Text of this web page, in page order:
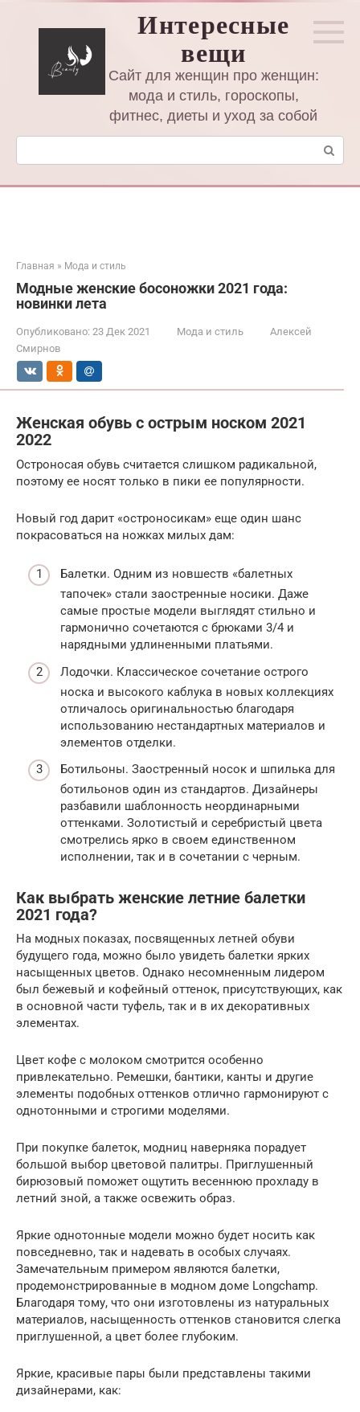
Интересные
вещи
Сайт для женщин про женщин:
мода и стиль, гороскопы,
фитнес, диеты и уход за собой
Поиск:
Главная » Мода и стиль
Модные женские босоножки 2021 года:
новинки лета
Опубликовано: 23 Дек 2021 Мода и стиль
Алексей
Смирнов
Женская обувь с острым носком 2021
2022
Остроносая обувь считается слишком радикальной,
поэтому ее носят только в пики ее популярности.
Новый год дарит «остроносикам» еще один шанс
покрасоваться на ножках милых дам:
Балетки. Одним из новшеств «балетных
тапочек» стали заостренные носики. Даже
самые простые модели выглядят стильно и
гармонично сочетаются с брюками 3/4 и
нарядными удлиненными платьями.
Лодочки. Классическое сочетание острого
носка и высокого каблука в новых коллекциях
отличалось оригинальностью благодаря
использованию нестандартных материалов и
элементов отделки.
Ботильоны. Заостренный носок и шпилька для
ботильонов один из стандартов. Дизайнеры
разбавили шаблонность неординарными
оттенками. Золотистый и серебристый цвета
смотрелись ярко в своем единственном
исполнении, так и в сочетании с черным.
Как выбрать женские летние балетки
2021 года?
На модных показах, посвященных летней обуви
будущего года, можно было увидеть балетки ярких
насыщенных цветов. Однако несомненным лидером
был бежевый и кофейный оттенок, присутствующих, как
в основной части туфель, так и в их декоративных
элементах.
Цвет кофе с молоком смотрится особенно
привлекательно. Ремешки, бантики, канты и другие
элементы подобных оттенков отлично гармонируют с
однотонными и строгими моделями.
При покупке балеток, модниц наверняка порадует
большой выбор цветовой палитры. Приглушенный
бирюзовый поможет ощутить весеннюю прохладу в
летний зной, а также освежить образ.
Яркие однотонные модели можно будет носить как
повседневно, так и надевать в особых случаях.
Замечательным примером являются балетки,
продемонстрированные в модном доме Longchamp.
Благодаря тому, что они изготовлены из натуральных
материалов, насыщенность оттенков становится слегка
приглушенной, а цвет более глубоким.
Яркие, красивые пары были представлены такими
дизайнерами, как: